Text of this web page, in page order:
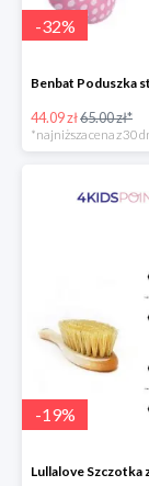
-32%
44.09 zł65.00 zł*
-19%